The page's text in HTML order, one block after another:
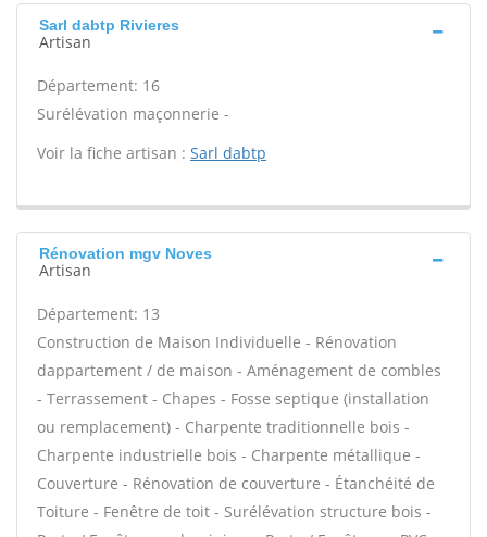
Sarl dabtp Rivieres
Artisan
Département: 16
Surélévation maçonnerie -
Voir la fiche artisan : Sarl dabtp
Rénovation mgv Noves
Artisan
Département: 13
Construction de Maison Individuelle - Rénovation
dappartement / de maison - Aménagement de combles
- Terrassement - Chapes - Fosse septique (installation
ou remplacement) - Charpente traditionnelle bois -
Charpente industrielle bois - Charpente métallique -
Couverture - Rénovation de couverture - Étanchéité de
Toiture - Fenêtre de toit - Surélévation structure bois -